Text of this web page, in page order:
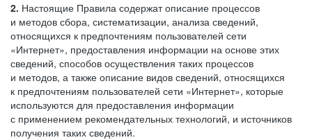
2. Настоящие Правила содержат описание процессов
и методов сбора, систематизации, анализа сведений,
относящихся к предпочтениям пользователей сети
«Интернет», предоставления информации на основе этих
сведений, способов осуществления таких процессов
и методов, а также описание видов сведений, относящихся
к предпочтениям пользователей сети «Интернет», которые
используются для предоставления информации
с применением рекомендательных технологий, и источников
получения таких сведений.